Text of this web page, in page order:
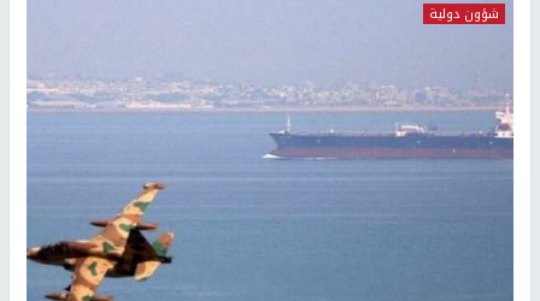
شؤون دولية